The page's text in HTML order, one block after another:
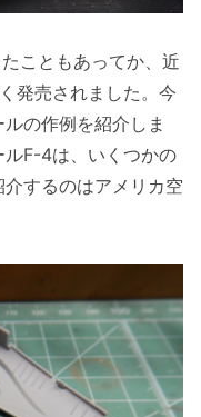
こともあってか、近
発売されました。今
の作例を紹介しま
F-4は、いくつかの
するのはアメリカ空